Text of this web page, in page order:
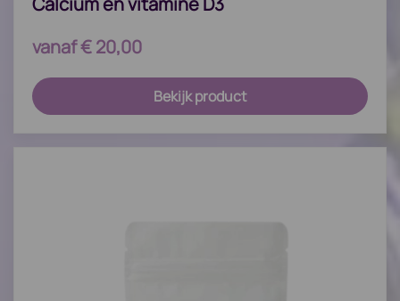
vanaf€20,00
Bekijk product